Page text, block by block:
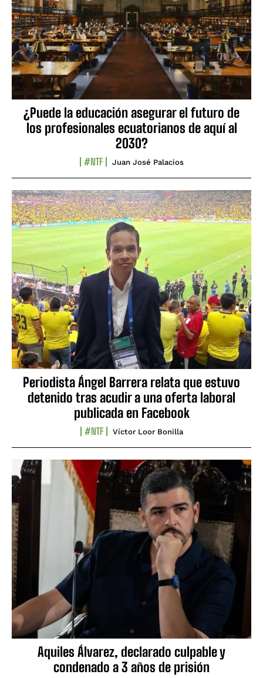
¿Puede la educación asegurar el futuro de
los profesionales ecuatorianos de aquí al
2030?
#NTF Juan José Palacios
Periodista Ángel Barrera relata que estuvo
detenido tras acudir a una oferta laboral
publicada en Facebook
#NTF Víctor Loor Bonilla
Aquiles Álvarez, declarado culpable y
condenado a 3 años de prisión